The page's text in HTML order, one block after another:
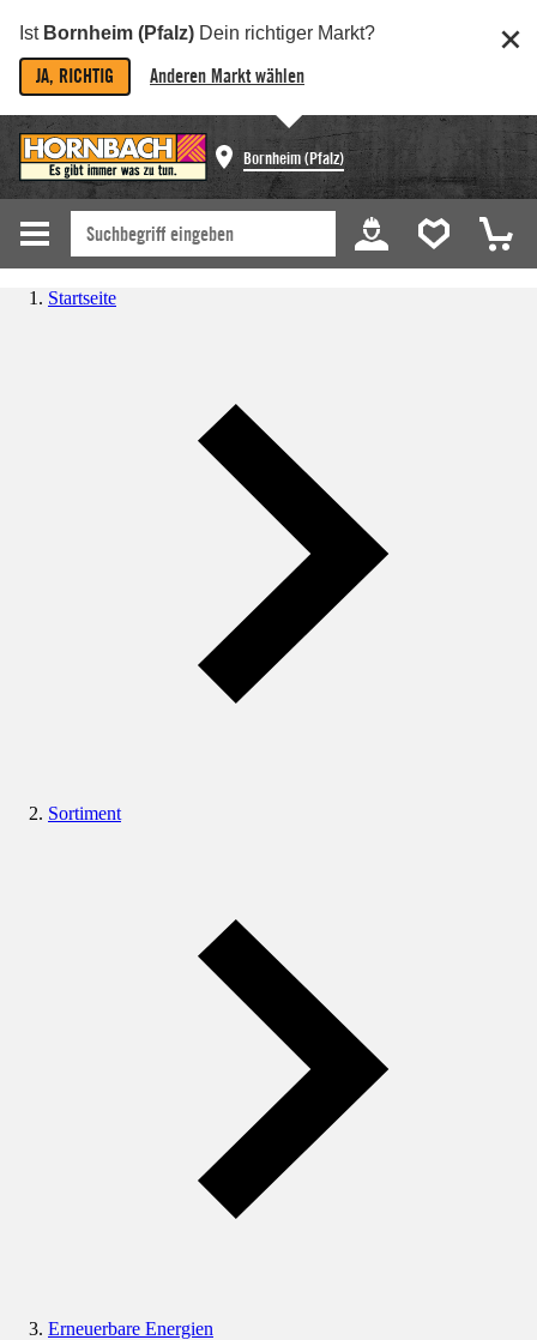
Ist Bornheim (Pfalz) Dein richtiger Markt?
JA, RICHTIG Anderen Markt wählen
Bornheim (Pfalz)
Startseite
Sortiment
Erneuerbare Energien